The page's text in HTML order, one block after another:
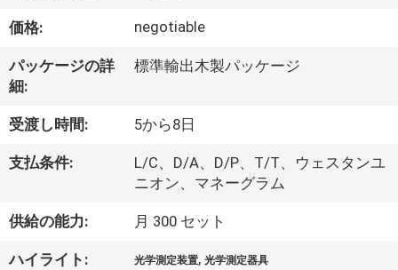
い
て
場
旅
行
価格: negotiable
パッケージの詳
細:
標準輸出木製パッケージ
受渡し時間: 5から8日
支払条件:
L/C、D/A、D/P、T/T、ウェスタンユ
ニオン、マネーグラム
供給の能力: 月 300 セット
ハイライト: 光学測定装置,光学測定器具